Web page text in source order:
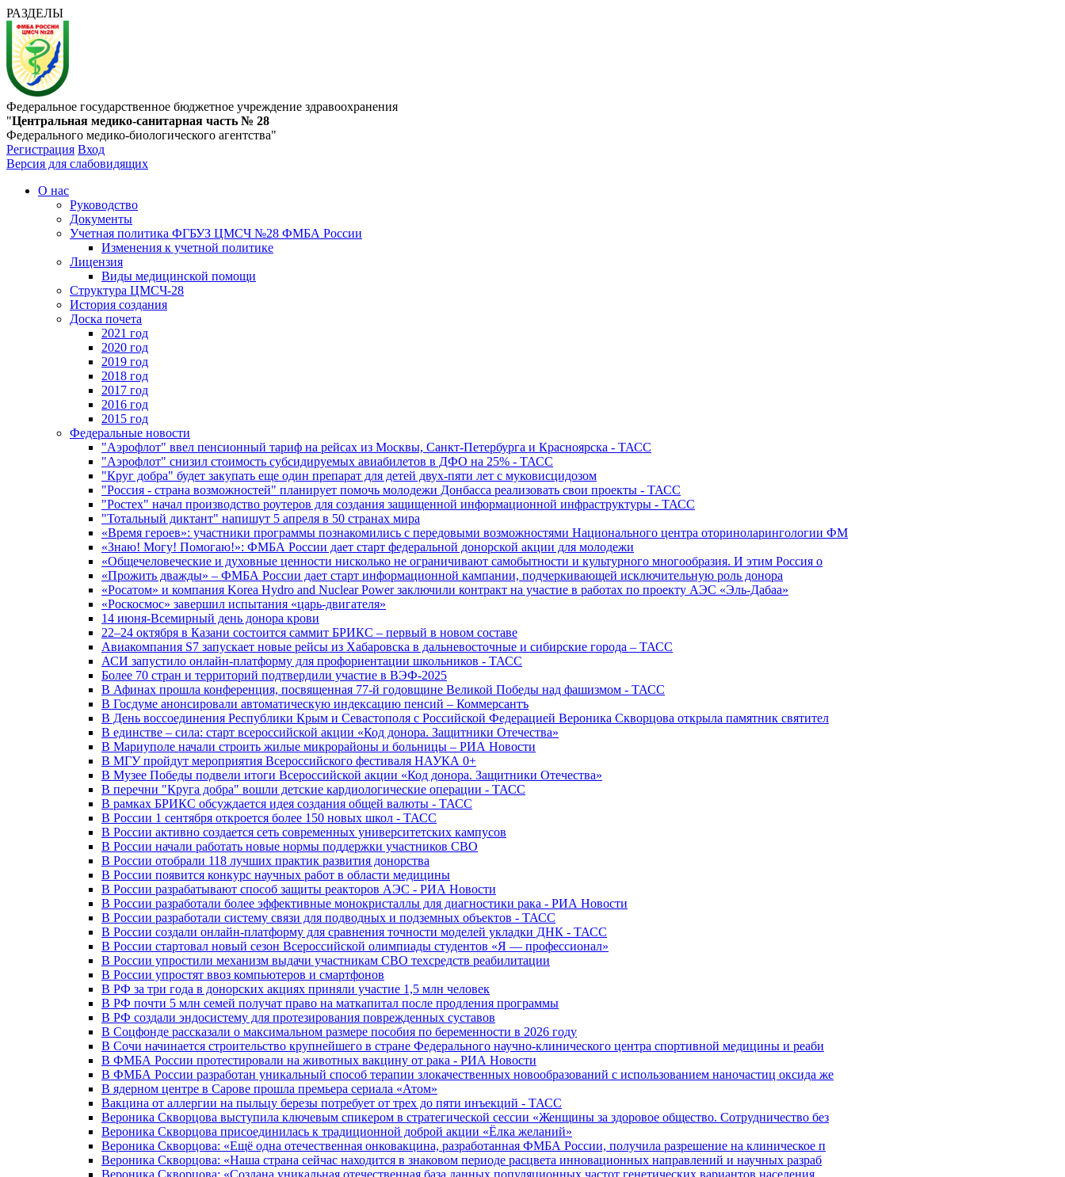
РАЗДЕЛЫ
Федеральное государственное бюджетное учреждение здравоохранения
"Центральная медико-санитарная часть № 28
Федерального медико-биологического агентства"
Регистрация Вход
Версия для слабовидящих
О нас
Руководство
Документы
Учетная политика ФГБУЗ ЦМСЧ №28 ФМБА России
Изменения к учетной политике
Лицензия
Виды медицинской помощи
Структура ЦМСЧ-28
История создания
Доска почета
2021 год
2020 год
2019 год
2018 год
2017 год
2016 год
2015 год
Федеральные новости
"Аэрофлот" ввел пенсионный тариф на рейсах из Москвы, Санкт-Петербурга и Красноярска - ТАСС
"Аэрофлот" снизил стоимость субсидируемых авиабилетов в ДФО на 25% - ТАСС
"Круг добра" будет закупать еще один препарат для детей двух-пяти лет с муковисцидозом
"Россия - страна возможностей" планирует помочь молодежи Донбасса реализовать свои проекты - ТАСС
"Ростех" начал производство роутеров для создания защищенной информационной инфраструктуры - ТАСС
"Тотальный диктант" напишут 5 апреля в 50 странах мира
«Время героев»: участники программы познакомились с передовыми возможностями Национального центра оториноларингологии ФМ
«Знаю! Могу! Помогаю!»: ФМБА России дает старт федеральной донорской акции для молодежи
«Общечеловеческие и духовные ценности нисколько не ограничивают самобытности и культурного многообразия. И этим Россия о
«Прожить дважды» – ФМБА России дает старт информационной кампании, подчеркивающей исключительную роль донора
«Росатом» и компания Korea Hydro and Nuclear Power заключили контракт на участие в работах по проекту АЭС «Эль-Дабаа»
«Роскосмос» завершил испытания «царь-двигателя»
14 июня-Всемирный день донора крови
22–24 октября в Казани состоится саммит БРИКС – первый в новом составе
Авиакомпания S7 запускает новые рейсы из Хабаровска в дальневосточные и сибирские города – ТАСС
АСИ запустило онлайн-платформу для профориентации школьников - ТАСС
Более 70 стран и территорий подтвердили участие в ВЭФ-2025
В Афинах прошла конференция, посвященная 77-й годовщине Великой Победы над фашизмом - ТАСС
В Госдуме анонсировали автоматическую индексацию пенсий – Коммерсантъ
В День воссоединения Республики Крым и Севастополя с Российской Федерацией Вероника Скворцова открыла памятник святител
В единстве – сила: старт всероссийской акции «Код донора. Защитники Отечества»
В Мариуполе начали строить жилые микрорайоны и больницы – РИА Новости
В МГУ пройдут мероприятия Всероссийского фестиваля НАУКА 0+
В Музее Победы подвели итоги Всероссийской акции «Код донора. Защитники Отечества»
В перечни "Круга добра" вошли детские кардиологические операции - ТАСС
В рамках БРИКС обсуждается идея создания общей валюты - ТАСС
В России 1 сентября откроется более 150 новых школ - ТАСС
В России активно создается сеть современных университетских кампусов
В России начали работать новые нормы поддержки участников СВО
В России отобрали 118 лучших практик развития донорства
В России появится конкурс научных работ в области медицины
В России разрабатывают способ защиты реакторов АЭС - РИА Новости
В России разработали более эффективные монокристаллы для диагностики рака - РИА Новости
В России разработали систему связи для подводных и подземных объектов - ТАСС
В России создали онлайн-платформу для сравнения точности моделей укладки ДНК - ТАСС
В России стартовал новый сезон Всероссийской олимпиады студентов «Я — профессионал»
В России упростили механизм выдачи участникам СВО техсредств реабилитации
В России упростят ввоз компьютеров и смартфонов
В РФ за три года в донорских акциях приняли участие 1,5 млн человек
В РФ почти 5 млн семей получат право на маткапитал после продления программы
В РФ создали эндосистему для протезирования поврежденных суставов
В Соцфонде рассказали о максимальном размере пособия по беременности в 2026 году
В Сочи начинается строительство крупнейшего в стране Федерального научно-клинического центра спортивной медицины и реаби
В ФМБА России протестировали на животных вакцину от рака - РИА Новости
В ФМБА России разработан уникальный способ терапии злокачественных новообразований с использованием наночастиц оксида же
В ядерном центре в Сарове прошла премьера сериала «Атом»
Вакцина от аллергии на пыльцу березы потребует от трех до пяти инъекций - ТАСС
Вероника Скворцова выступила ключевым спикером в стратегической сессии «Женщины за здоровое общество. Сотрудничество без
Вероника Скворцова присоединилась к традиционной доброй акции «Ёлка желаний»
Вероника Скворцова: «Ещё одна отечественная онковакцина, разработанная ФМБА России, получила разрешение на клиническое п
Вероника Скворцова: «Наша страна сейчас находится в знаковом периоде расцвета инновационных направлений и научных разраб
Вероника Скворцова: «Создана уникальная отечественная база данных популяционных частот генетических вариантов населения